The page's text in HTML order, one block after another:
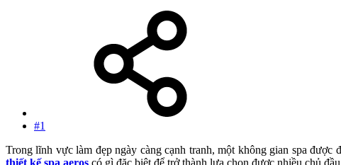
#1
Trong lĩnh vực làm đẹp ngày càng cạnh tranh, một không gian spa
thiết kế spa aeros có gì đặc biệt để trở thành lựa chọn được nhiều chủ